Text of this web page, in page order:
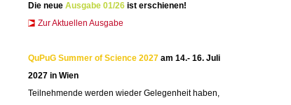
Die neue Ausgabe 01/26 ist erschienen!
Zur Aktuellen Ausgabe
QuPuG Summer of Science 2027 am 14.- 16. Juli
2027 in Wien
Teilnehmende werden wieder Gelegenheit haben,